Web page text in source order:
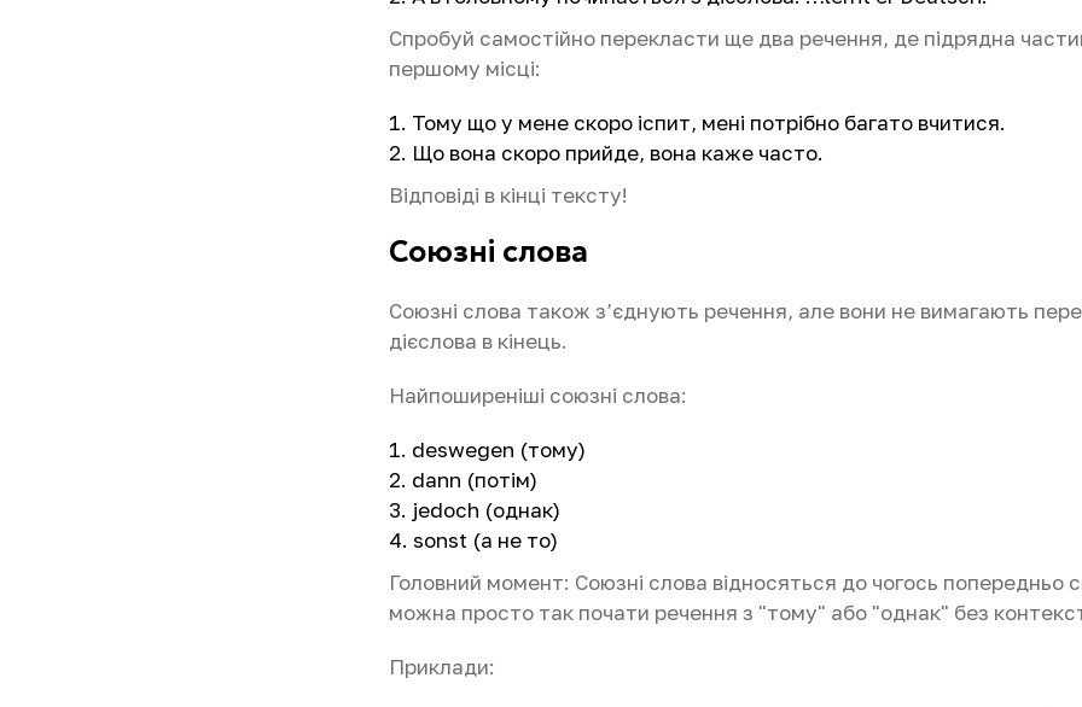
Спробуй самостійно перекласти ще два речення, де підрядна
першому місці:
Тому що у мене скоро іспит, мені потрібно багато вчитися.
Що вона скоро прийде, вона каже часто.
Відповіді в кінці тексту!
Союзні слова
Союзні слова також з’єднують речення, але вони не вимагають
дієслова в кінець.
Найпоширеніші союзні слова:
deswegen (тому)
dann (потім)
jedoch (однак)
sonst (а не то)
Головний момент: Союзні слова відносяться до чогось попередньо
можна просто так почати речення з "тому" або "однак" без
Приклади: